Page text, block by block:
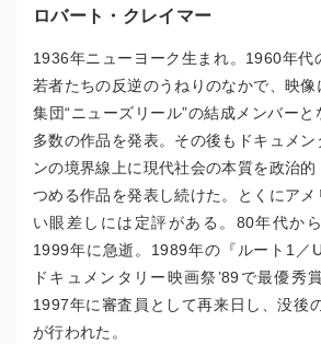
ロバート・クレイマー
1936年ニューヨーク生まれ。1960年代
若者たちの反逆のうねりのなかで、映
集団“ニューズリール”の結成メンバーと
多数の作品を発表。その後もドキュメン
ンの境界線上に現代社会の本質を政治
つめる作品を発表し続けた。とくにア
い眼差しには定評がある。80年代か
1999年に急逝。1989年の『ルート1／
ドキュメンタリー映画祭’89で最優秀
1997年に審査員として再来日し、没後
が行われた。